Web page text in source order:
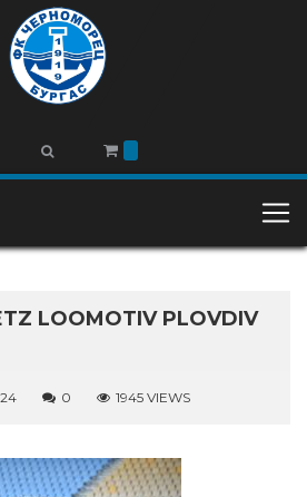
LOOMOTIV PLOVDIV
0 1945 VIEWS